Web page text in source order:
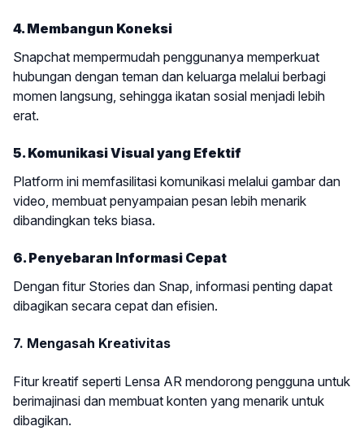
4. Membangun Koneksi
Snapchat mempermudah penggunanya memperkuat
hubungan dengan teman dan keluarga melalui berbagi
momen langsung, sehingga ikatan sosial menjadi lebih
erat.
5. Komunikasi Visual yang Efektif
Platform ini memfasilitasi komunikasi melalui gambar dan
video, membuat penyampaian pesan lebih menarik
dibandingkan teks biasa.
6. Penyebaran Informasi Cepat
Dengan fitur Stories dan Snap, informasi penting dapat
dibagikan secara cepat dan efisien.
7. Mengasah Kreativitas
Fitur kreatif seperti Lensa AR mendorong pengguna untuk
berimajinasi dan membuat konten yang menarik untuk
dibagikan.